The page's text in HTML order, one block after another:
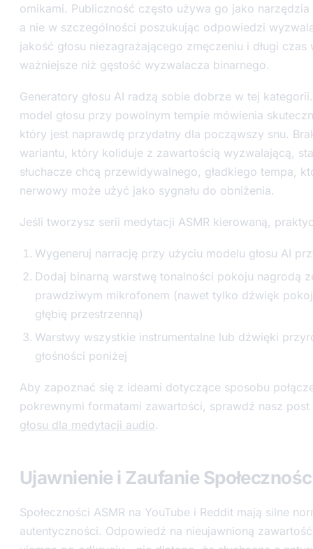
omikami. Publiczność często używa go jako
a nie w szczególności poszukując odpowiedzi
jakość głosu niezagrażającego zmęczeniu i długi
ważniejsze niż gęstość wyzwalacza binarnego.
Generatory głosu AI radzą sobie dobrze w tej
model głosu przy powolnym tempie mówienia
który jest naprawdę przydatny dla począwszy snu.
wariantu, który koliduje z zawartością wyzwalającą,
słuchacze chcą przewidywalnego, gładkiego tempa,
nerwowy może użyć jako sygnału do obniżenia.
Jeśli tworzysz serii medytacji ASMR kierowaną,
Wygeneruj narrację przy użyciu modelu głosu AI
Dodaj binarną warstwę tonalności pokoju nagrodą
prawdziwym mikrofonem (nawet tylko dźwięk
głębię przestrzenną)
Warstwy wszystkie instrumentalne lub dźwięki
głośności poniżej
Aby zapoznać się z ideami dotyczące sposobu
pokrewnymi formatami zawartości, sprawdź nasz
głosu dla medytacji audio.
Ujawnienie i Zaufanie
Społeczności ASMR na YouTube i Reddit mają silne
autentyczności. Odpowiedź na nieujawnioną